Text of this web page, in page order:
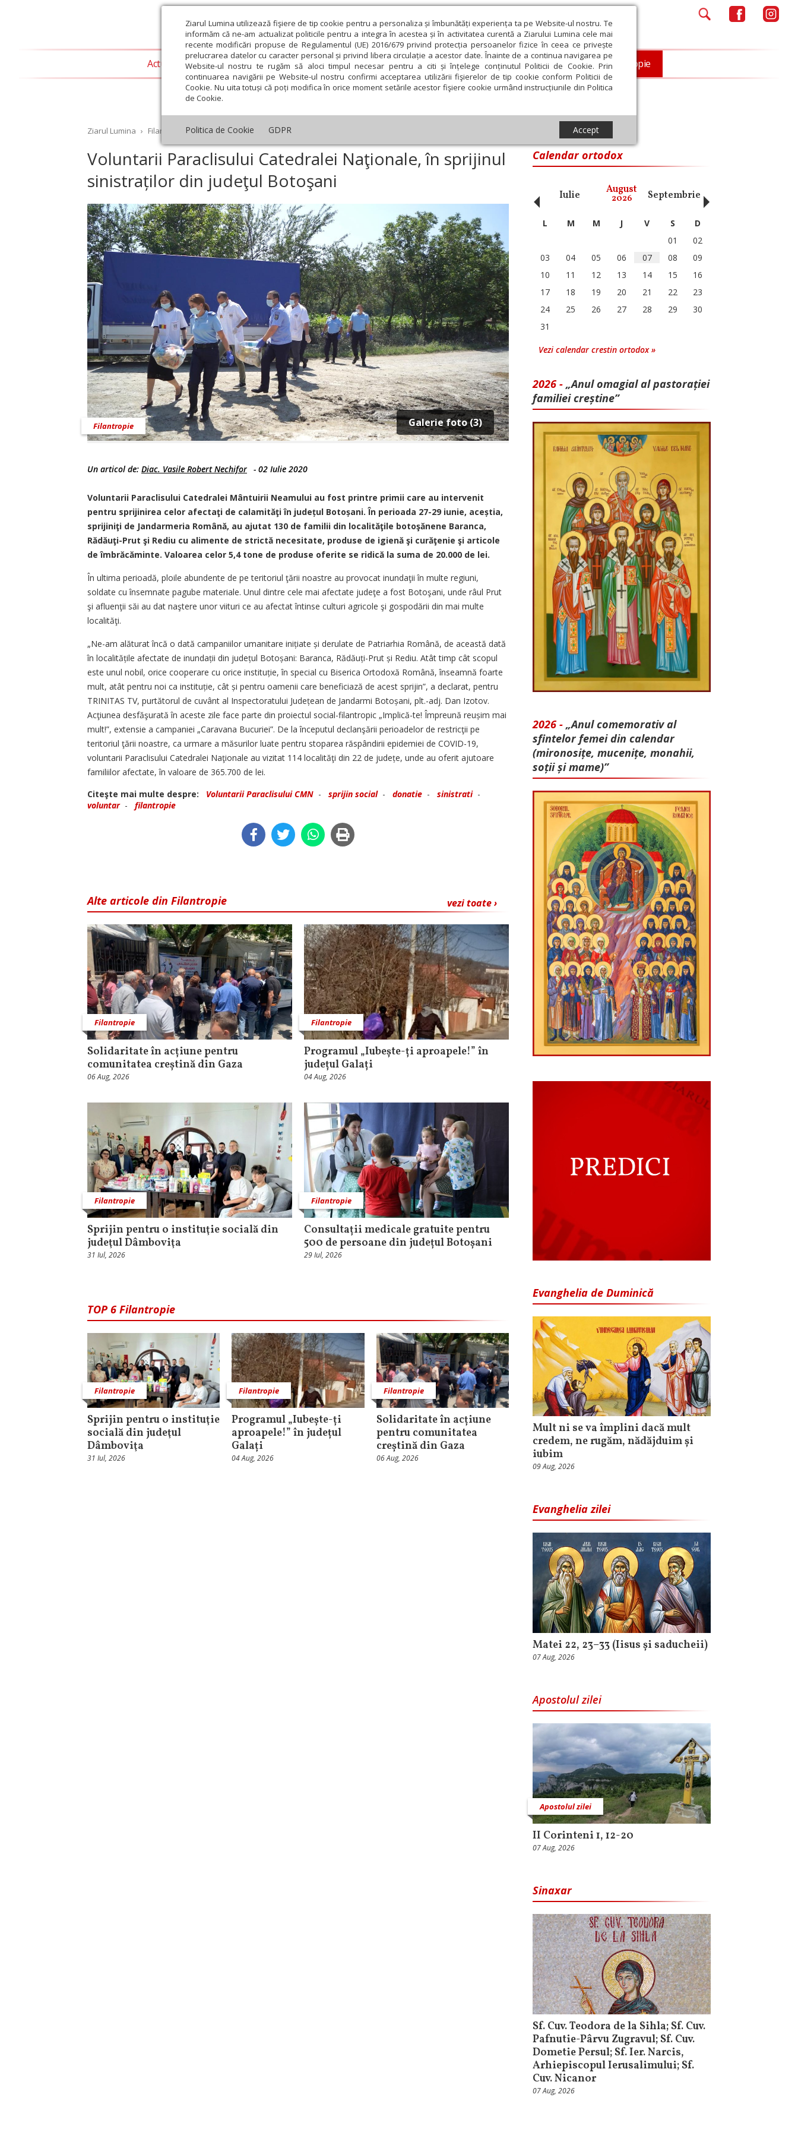
Ziarul Lumina utilizează fişiere de tip cookie pentru a personaliza și îmbunătăți experiența ta pe Website-ul nostru. Te
informăm că ne-am actualizat politicile pentru a integra în acestea și în activitatea curentă a Ziarului Lumina cele mai
recente modificări propuse de Regulamentul (UE) 2016/679 privind protecția persoanelor fizice în ceea ce privește
prelucrarea datelor cu caracter personal și privind libera circulație a acestor date. Înainte de a continua navigarea pe
Website-ul nostru te rugăm să aloci timpul necesar pentru a citi și înțelege conținutul Politicii de Cookie. Prin
continuarea navigării pe Website-ul nostru confirmi acceptarea utilizării fişierelor de tip cookie conform Politicii de
Cookie. Nu uita totuși că poți modifica în orice moment setările acestor fişiere cookie urmând instrucțiunile din Politica
de Cookie.
Politica de Cookie GDPR Accept
Actualitate religioasă Teologie și spiritualitate Educaţie și Cultură Societate Opinii Filantropie
Ziarul Lumina › Filantropie › Voluntarii Paraclisului Catedralei Naţionale, în sprijinul sinistraților din judeţul Botoşani
Voluntarii Paraclisului Catedralei Naţionale, în sprijinul
sinistraților din judeţul Botoşani
Galerie foto (3)
Filantropie
Un articol de: Diac. Vasile Robert Nechifor - 02 Iulie 2020
Voluntarii Paraclisului Catedralei Mântuirii Neamului au fost printre primii care au intervenit
pentru sprijinirea celor afectaţi de calamităţi în județul Botoșani. În perioada 27-29 iunie, aceștia,
sprijiniţi de Jandarmeria Română, au ajutat 130 de familii din localităţile botoşănene Baranca,
Rădăuţi-Prut şi Rediu cu alimente de strictă necesitate, produse de igienă şi curăţenie şi articole
de îmbrăcăminte. Valoarea celor 5,4 tone de produse oferite se ridică la suma de 20.000 de lei.
În ultima perioadă, ploile abundente de pe teritoriul ţării noastre au provocat inundaţii în multe regiuni,
soldate cu însemnate pagube materiale. Unul dintre cele mai afectate judeţe a fost Botoşani, unde râul Prut
şi afluenţii săi au dat naştere unor viituri ce au afectat întinse culturi agricole şi gospodării din mai multe
localităţi.
„Ne-am alăturat încă o dată campaniilor umanitare inițiate și derulate de Patriarhia Română, de această dată
în localitățile afectate de inundații din județul Botoșani: Baranca, Rădăuți-Prut și Rediu. Atât timp cât scopul
este unul nobil, orice cooperare cu orice instituție, în special cu Biserica Ortodoxă Română, înseamnă foarte
mult, atât pentru noi ca instituție, cât și pentru oamenii care beneficiază de acest sprijin”, a declarat, pentru
TRINITAS TV, purtătorul de cuvânt al Inspectoratului Județean de Jandarmi Botoșani, plt.-adj. Dan Izotov.
Acţiunea desfăşurată în aceste zile face parte din proiectul social-filantropic „Implică-te! Împreună reușim mai
mult!”, extensie a campaniei „Caravana Bucuriei”. De la începutul declanşării perioadelor de restricţii pe
teritoriul ţării noastre, ca urmare a măsurilor luate pentru stoparea răspândirii epidemiei de COVID-19,
voluntarii Paraclisului Catedralei Naţionale au vizitat 114 localităţi din 22 de județe, unde au oferit ajutoare
familiilor afectate, în valoare de 365.700 de lei.
Citeşte mai multe despre:
Voluntarii Paraclisului CMN - sprijin social- donatie - sinistrati-
voluntar- filantropie
vezi toate ›
Alte articole din Filantropie
Filantropie
Solidaritate în acțiune pentru
comunitatea creștină din Gaza
06 Aug, 2026
Filantropie
Programul „Iubește-ți aproapele!” în
județul Galați
04 Aug, 2026
Filantropie
Sprijin pentru o instituţie socială din
judeţul Dâmboviţa
31 Iul, 2026
Filantropie
Consultații medicale gratuite pentru
500 de persoane din județul Botoșani
29 Iul, 2026
TOP 6 Filantropie
Filantropie
Sprijin pentru o instituţie
socială din judeţul
Dâmboviţa
31 Iul, 2026
Filantropie
Programul „Iubește-ți
aproapele!” în județul
Galați
04 Aug, 2026
Filantropie
Solidaritate în acțiune
pentru comunitatea
creștină din Gaza
06 Aug, 2026
Calendar ortodox
Noiembrie Decembrie Ianuarie Februarie Iulie August
2026 Septembrie Octombrie
‹ L M M J V S
D
01
02
03
04 05 06 07 08
09
10
11 12 13 14 15
16
17
18 19 20 21 22
23
24
25 26 27 28 29
30
31
Vezi calendar crestin ortodox »
2026 - „Anul omagial al pastorației
familiei creștine”
2026 - „Anul comemorativ al
sfintelor femei din calendar
(mironosițe, mu­cenițe, monahii,
soții și mame)”
Evanghelia de Duminică
Mult ni se va împlini dacă mult
credem, ne rugăm, nădăjduim și
iubim
09 Aug, 2026
Evanghelia zilei
Matei 22, 23–33 (Iisus și saducheii)
07 Aug, 2026
Apostolul zilei
Apostolul zilei
II Corinteni 1, 12-20
07 Aug, 2026
Sinaxar
Sf. Cuv. Teodora de la Sihla; Sf. Cuv.
Pafnutie-Pârvu Zugravul; Sf. Cuv.
Dometie Persul; Sf. Ier. Narcis,
Arhiepiscopul Ierusalimului; Sf.
Cuv. Nicanor
07 Aug, 2026